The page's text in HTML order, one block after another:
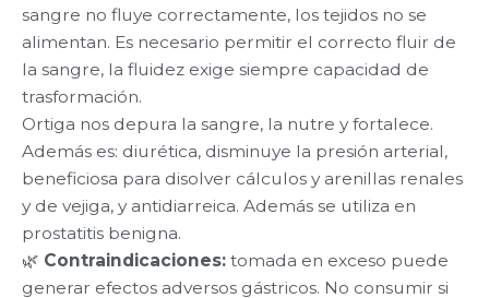
sangre no fluye correctamente, los tejidos no se
alimentan. Es necesario permitir el correcto fluir de
la sangre, la fluidez exige siempre capacidad de
trasformación.
Ortiga nos depura la sangre, la nutre y fortalece.
Además es: diurética, disminuye la presión arterial,
beneficiosa para disolver cálculos y arenillas renales
y de vejiga, y antidiarreica. Además se utiliza en
prostatitis benigna.
🌿 Contraindicaciones: tomada en exceso puede
generar efectos adversos gástricos. No consumir si